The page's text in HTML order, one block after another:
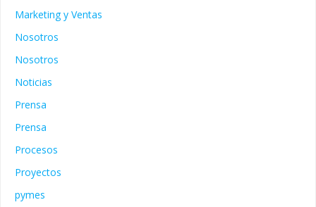
Marketing y Ventas
Nosotros
Nosotros
Noticias
Prensa
Prensa
Procesos
Proyectos
pymes